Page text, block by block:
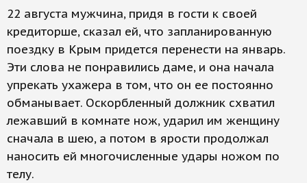
22 августа мужчина, придя в гости к своей
кредиторше, сказал ей, что запланированную
поездку в Крым придется перенести на январь.
Эти слова не понравились даме, и она начала
упрекать ухажера в том, что он ее постоянно
обманывает. Оскорбленный должник схватил
лежавший в комнате нож, ударил им женщину
сначала в шею, а потом в ярости продолжал
наносить ей многочисленные удары ножом по
телу.